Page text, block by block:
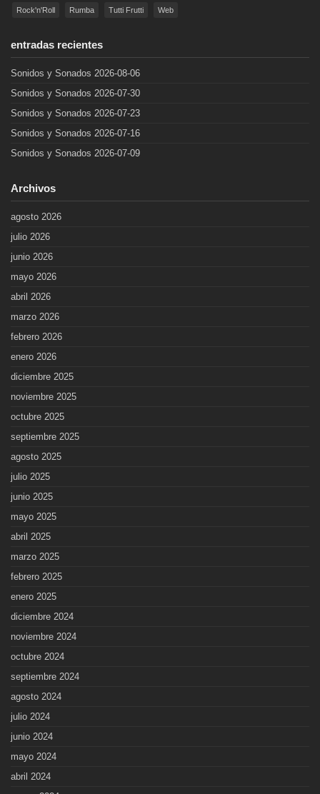
Rock'n'Roll Rumba Tutti Frutti Web
entradas recientes
Sonidos y Sonados 2026-08-06
Sonidos y Sonados 2026-07-30
Sonidos y Sonados 2026-07-23
Sonidos y Sonados 2026-07-16
Sonidos y Sonados 2026-07-09
Archivos
agosto 2026
julio 2026
junio 2026
mayo 2026
abril 2026
marzo 2026
febrero 2026
enero 2026
diciembre 2025
noviembre 2025
octubre 2025
septiembre 2025
agosto 2025
julio 2025
junio 2025
mayo 2025
abril 2025
marzo 2025
febrero 2025
enero 2025
diciembre 2024
noviembre 2024
octubre 2024
septiembre 2024
agosto 2024
julio 2024
junio 2024
mayo 2024
abril 2024